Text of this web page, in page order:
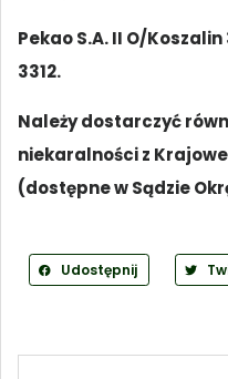
Pekao S.A. II O/Koszalin
3312.
Należy dostarczyć
niekaralności z
(dostępne w Sądzie
Udostępnij